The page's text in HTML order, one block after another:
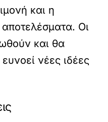
και η
Οι
και θα
νέες ιδέες